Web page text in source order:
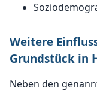
Weitere
Grundstück in
Neben den